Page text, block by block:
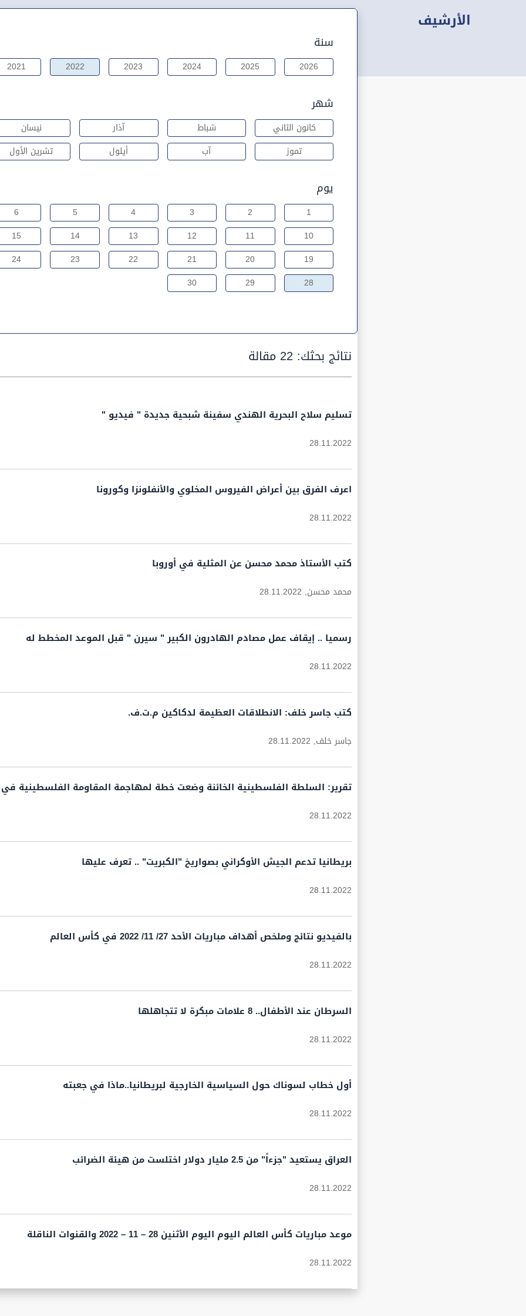
الأرشيف
سنة
2026
2025
2024
2023
2022
2021
شهر
كانون الثاني شباط آذار
نيسان
تموز
آب أيلول تشرين الأول
يوم
1
2
3
4
5
6
10
11
12
13
14
15
19
20
21
22
23
24
28
29
30
نتائج بحثك: 22 مقالة
تسليم سلاح البحرية الهندي سفينة شبحية جديدة " فيديو "
28.11.2022
اعرف الفرق بين أعراض الفيروس المخلوي والأنفلونزا وكورونا
28.11.2022
كتب الأستاذ محمد محسن عن المثلية في أوروبا
محمد محسن, 28.11.2022
رسميا .. إيقاف عمل مصادم الهادرون الكبير " سيرن " قبل الموعد المخطط له
28.11.2022
كتب جاسر خلف: الانطلاقات العظيمة لدكاكين م.ت.ف.
جاسر خلف, 28.11.2022
تقرير: السلطة الفلسطينية الخائنة وضعت خطة لمهاجمة المقاومة الفلسطينية
28.11.2022
بريطانيا تدعم الجيش الأوكراني بصواريخ "الكبريت" .. تعرف عليها
28.11.2022
بالفيديو نتائج وملخص أهداف مباريات الأحد 27/ 11/ 2022 في كأس العالم
28.11.2022
السرطان عند الأطفال.. 8 علامات مبكرة لا تتجاهلها
28.11.2022
أول خطاب لسوناك حول السياسية الخارجية لبريطانيا..ماذا في جعبته
28.11.2022
العراق يستعيد "جزءاً" من 2.5 مليار دولار اختلست من هيئة الضرائب
28.11.2022
موعد مباريات كأس العالم اليوم اليوم الأثنين 28 – 11 – 2022 والقنوات الناقلة
28.11.2022